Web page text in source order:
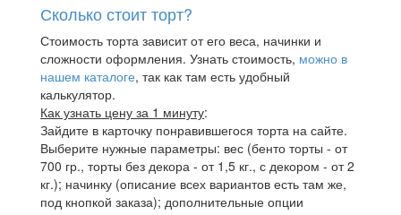
Сколько стоит торт?
Стоимость торта зависит от его веса, начинки и
сложности оформления. Узнать стоимость, можно в
нашем каталоге, так как там есть удобный
калькулятор.
Как узнать цену за 1 минуту:
Зайдите в карточку понравившегося торта на сайте.
Выберите нужные параметры: вес (бенто торты - от
700 гр., торты без декора - от 1,5 кг., с декором - от 2
кг.); начинку (описание всех вариантов есть там же,
под кнопкой заказа); дополнительные опции